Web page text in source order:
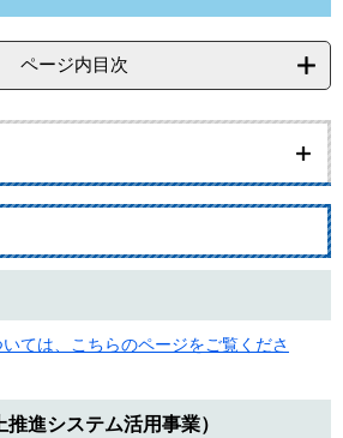
ページ内目次
ては、こちらのページをご覧くださ
進システム活用事業）